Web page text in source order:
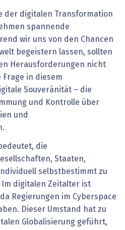
der digitalen Transformation
spannende
wir uns von den Chancen
begeistern lassen, sollten
Herausforderungen nicht
in diesem
Souveränität – die
und Kontrolle über
und
die
Staaten,
selbstbestimmt zu
digitalen Zeitalter ist
Regierungen im Cyberspace
Dieser Umstand hat zu
Globalisierung geführt,